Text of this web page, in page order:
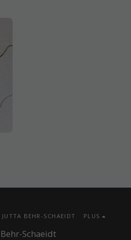
Schaeidt
JUTTA BEHR-SCHAEIDT PLUS